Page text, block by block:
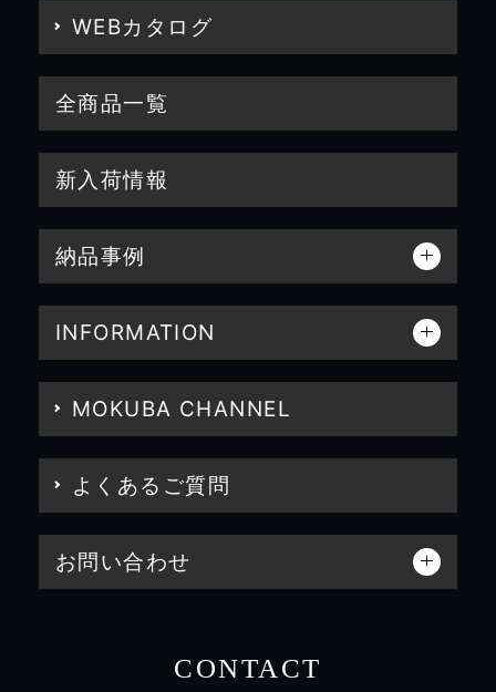
WEBカタログ
全商品一覧
新入荷情報
納品事例
INFORMATION
MOKUBA CHANNEL
よくあるご質問
お問い合わせ
CONTACT